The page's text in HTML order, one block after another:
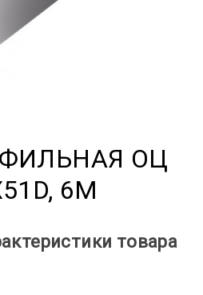
ОЦ
6М
товара